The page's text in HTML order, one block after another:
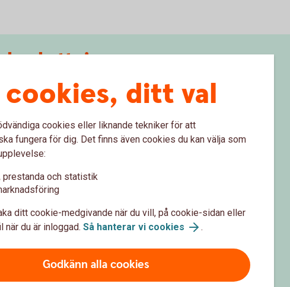
är 150 000 kr skattefritt.
gånger 50 000 blir1 480 kr.
kr.Detta motsvarar en skatt på 0,89
för 2026 är att 300 000 kronor är
gånger 100 000 blir 3 550kr.
cookies, ditt val
cookies eller liknande tekniker för att
fungera för dig. Det finns även cookies du kan välja som
prestanda och statistik
ditt cookie-medgivande när du vill, på cookie-sidan eller
när du är inloggad. Så hanterar vi cookies .
Godkänn alla cookies